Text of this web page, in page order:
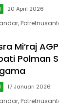
20 April 2026
Mi’raj
Polman
17 Januari 2026